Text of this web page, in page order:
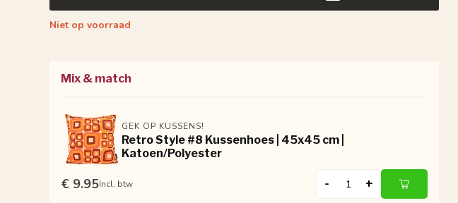
Niet op voorraad
Mix & match
GEK OP KUSSENS!
Retro Style #8 Kussenhoes | 45x45 cm |
Katoen/Polyester
€ 9.95Incl. btw - +